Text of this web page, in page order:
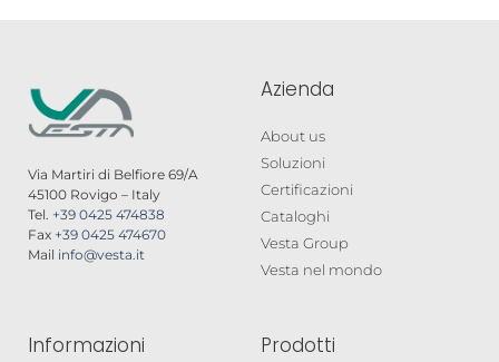
Via Martiri di Belfiore 69/A
45100 Rovigo – Italy
Tel. +39 0425 474838
Fax +39 0425 474670
Mail info@vesta.it
Azienda
About us
Soluzioni
Certificazioni
Cataloghi
Vesta Group
Vesta nel mondo
Informazioni Prodotti